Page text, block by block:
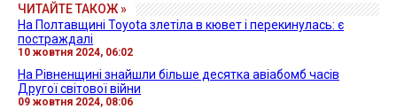
ЧИТАЙТЕ ТАКОЖ »
На Полтавщині Toyota злетіла в кювет і перекинулась: є
постраждалі
10 жовтня 2024, 06:02
На Рівненщині знайшли більше десятка авіабомб часів
Другої світової війни
09 жовтня 2024, 08:06